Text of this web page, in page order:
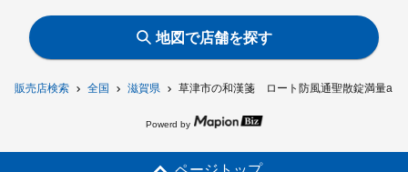
販売店検索 全国 滋賀県 草津市の和漢箋 ロート防風通聖散錠満量a
地図で店舗を探す
Powerd by